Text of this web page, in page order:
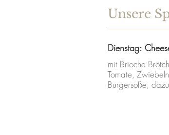
Unsere
Dienstag:
mit Brioche
Tomate,
Burgersoße,